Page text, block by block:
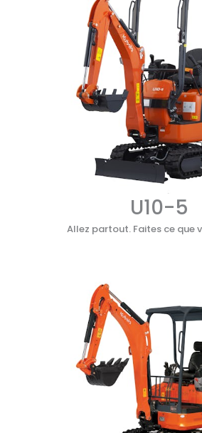
U10-5
Allez partout. Faites ce que